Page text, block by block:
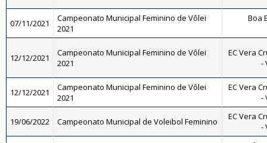
07/11/2021
Campeonato Municipal Feminino de Vôlei
2021
Boa
12/12/2021
Campeonato Municipal Feminino de Vôlei
2021
EC Vera
-
12/12/2021
Campeonato Municipal Feminino de Vôlei
2021
EC Vera
-
19/06/2022 Campeonato Municipal de Voleibol Feminino
EC Vera
-